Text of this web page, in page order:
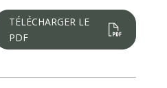
TÉLÉCHARGER LE
PDF